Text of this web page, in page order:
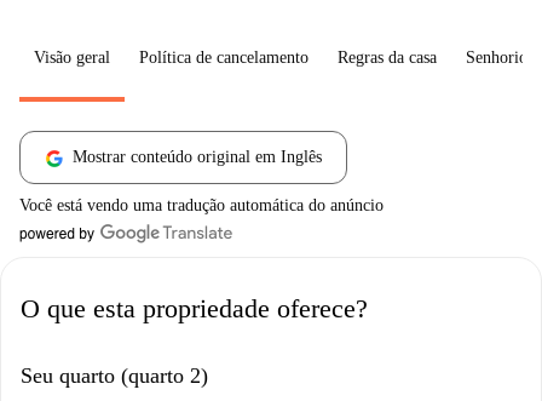
Visão geral Política de cancelamento Regras da casa Senhorio
Mostrar conteúdo original em Inglês
Você está vendo uma tradução automática do anúncio
O que esta propriedade oferece?
Seu quarto (quarto 2)